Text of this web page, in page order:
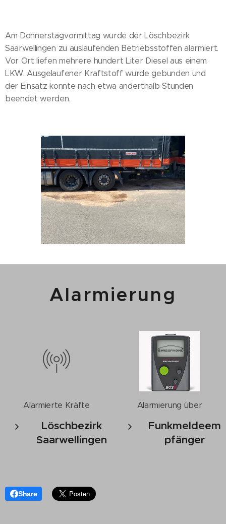
Am Donnerstagvormittag wurde der Löschbezirk
Saarwellingen zu auslaufenden Betriebsstoffen alarmiert.
Vor Ort liefen mehrere hundert Liter Diesel aus einem
LKW. Ausgelaufener Kraftstoff wurde gebunden und
der Einsatz konnte nach etwa anderthalb Stunden
beendet werden.
Alarmierung
Alarmierte Kräfte
Löschbezirk
Saarwellingen
Alarmierung über
Funkmeldeem
pfänger
Share